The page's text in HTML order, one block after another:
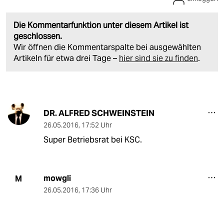
Die Kommentarfunktion unter diesem Artikel ist
geschlossen.
Wir öffnen die Kommentarspalte bei ausgewählten
Artikeln für etwa drei Tage – hier sind sie zu finden.
DR. ALFRED SCHWEINSTEIN
26.05.2016, 17:52 Uhr
Super Betriebsrat bei KSC.
M mowgli
26.05.2016, 17:36 Uhr